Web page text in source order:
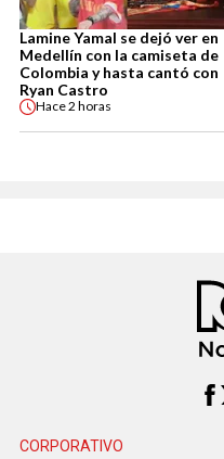
Lamine Yamal se dejó ver en
Medellín con la camiseta de
Colombia y hasta cantó con
Ryan Castro
Hace2 horas
CORPORATIVO